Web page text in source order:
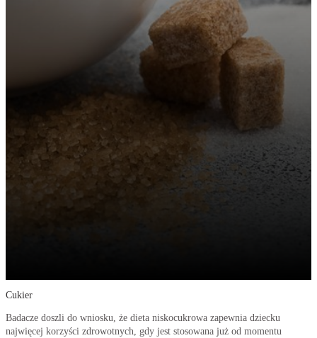
Cukier
Badacze doszli do wniosku, że dieta niskocukrowa zapewnia dziecku
najwięcej korzyści zdrowotnych, gdy jest stosowana już od momentu